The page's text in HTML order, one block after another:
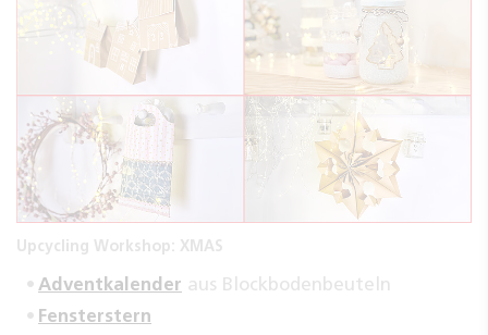
Upcycling Workshop: XMAS
Adventkalender aus Blockbodenbeuteln
Fensterstern